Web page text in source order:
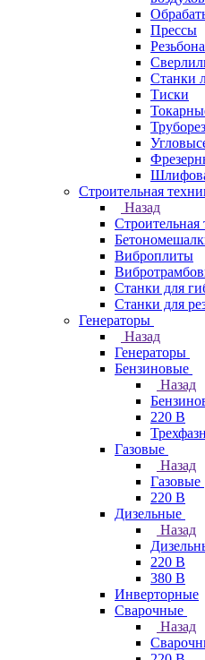
Прессы
Станки
Тиски
Строительная
Назад
Строительная
Виброплиты
Станки для
Станки для
Генераторы
Назад
Генераторы
Бензиновые
Назад
220 В
Газовые
Назад
Газовые
220 В
Дизельные
Назад
220 В
380 В
Инверторные
Сварочные
Назад